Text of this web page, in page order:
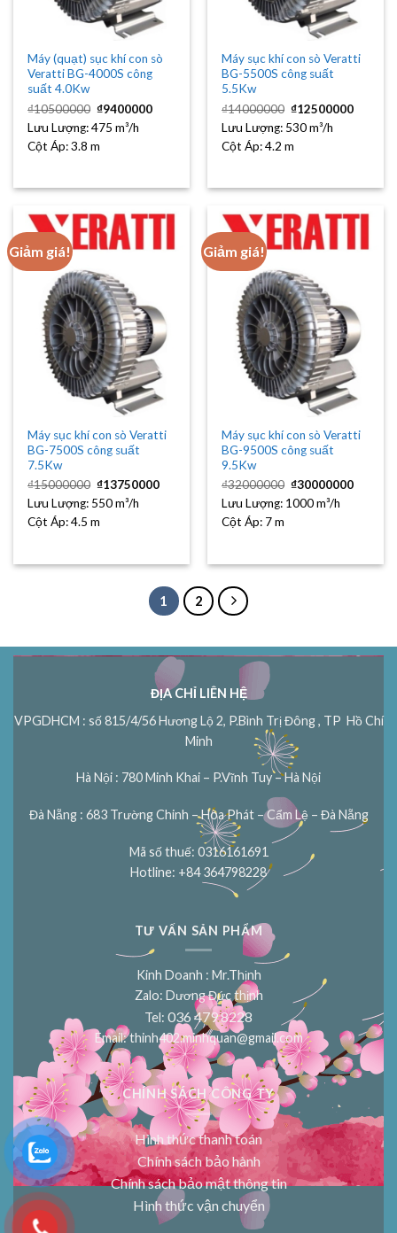
Máy (quạt) sục khí con sò
Veratti BG-4000S công
suất 4.0Kw
₫10500000 Giá
gốc
là:
₫9400000Giá
hiện
Lưu Lượng:475 m³/h
Cột Áp:3.8 m
Máy sục khí con sò Veratti
BG-5500S công suất
5.5Kw
₫14000000 Giá
gốc
là:
₫12500000Giá
hiện
Lưu Lượng: 530 m³/h
Cột Áp:4.2 m
Giảm giá!
Máy sục khí con sò Veratti
BG-7500S công suất
7.5Kw
₫15000000 Giá
gốc
là:
₫13750000Giá
hiện
₫13750000.
Lưu Lượng: 550 m³/h
Cột Áp:4.5 m
Giảm giá!
Máy sục khí con sò Veratti
BG-9500S công suất
9.5Kw
₫32000000 Giá
gốc
là:
₫30000000Giá
hiện
Lưu Lượng: 1000 m³/h
Cột Áp: 7 m
1 2
ĐỊA CHỈ LIÊN HỆ
VPGDHCM : số 815/4/56 Hương Lộ 2, P.Bình Trị Đông , TP Hồ Chí
Minh
Hà Nội : 780 Minh Khai – P.Vĩnh Tuy – Hà Nội
Đà Nẵng : 683 Trường Chinh – Hòa Phát – Cẩm Lệ – Đà Nẵng
Mã số thuế: 0316161691
Hotline: +84 364798228
TƯ VẤN SẢN PHẨM
Kinh Doanh : Mr.Thịnh
Zalo: Dương Đức thịnh
Tel: 036 479 8228
Email:thinh402.minhquan@gmail.com
CHÍNH SÁCH CÔNG TY
Hình thức thanh toán
Chính sách bảo hành
Chính sách bảo mật thông tin
Hình thức vận chuyển